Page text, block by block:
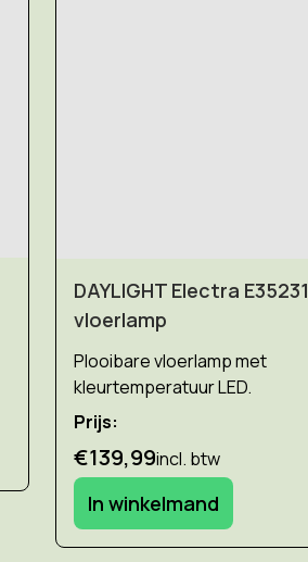
DAYLIGHT Electra E35231
vloerlamp
Plooibare vloerlamp met
kleurtemperatuur LED.
Prijs:
€139,99incl. btw
In winkelmand